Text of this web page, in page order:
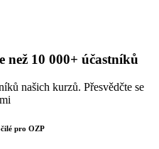
než 10 000+ účastníků
našich kurzů. Přesvědčte se
pro OZP